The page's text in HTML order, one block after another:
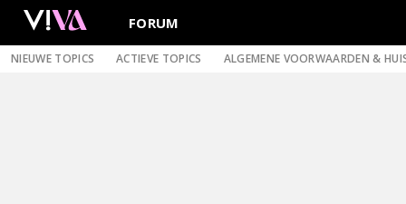
FORUM
NIEUWE TOPICS ACTIEVE TOPICS ALGEMENE VOORWAARDEN &